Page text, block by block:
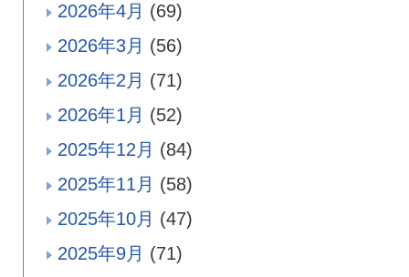
2026年4月 (69)
2026年3月 (56)
2026年2月 (71)
2026年1月 (52)
2025年12月 (84)
2025年11月 (58)
2025年10月 (47)
2025年9月 (71)